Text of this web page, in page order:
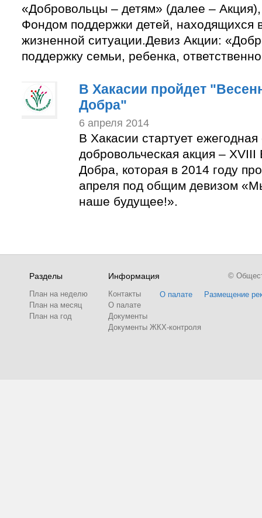
«Добровольцы – детям» (далее –
Фондом поддержки детей, находящихся
жизненной ситуации.Девиз Акции:
поддержку семьи, ребенка,
В Хакасии пройдет
Добра"
6 апреля 2014
В Хакасии стартует
добровольческая акция –
Добра, которая в 2014 году
апреля под общим девизом
наше будущее!».
Разделы
План на неделю
План на месяц
План на год
Информация
Контакты
О палате
Документы
Документы ЖКХ-контроля
О палате Размещение
©